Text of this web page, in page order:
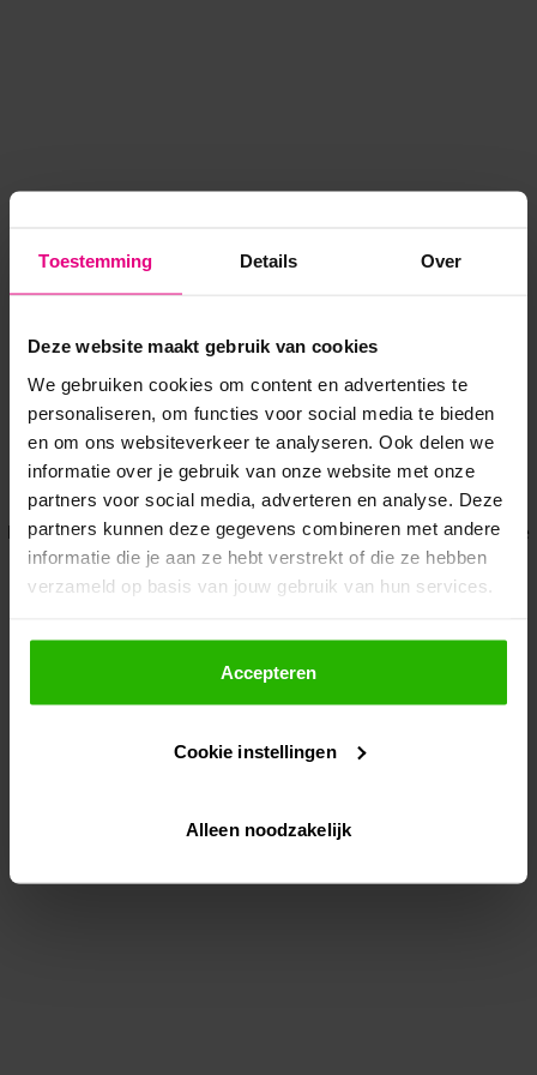
Toestemming Details Over
Deze website maakt gebruik van cookies
We gebruiken cookies om content en advertenties te
personaliseren, om functies voor social media te bieden
en om ons websiteverkeer te analyseren. Ook delen we
informatie over je gebruik van onze website met onze
partners voor social media, adverteren en analyse. Deze
partners kunnen deze gegevens combineren met andere
informatie die je aan ze hebt verstrekt of die ze hebben
verzameld op basis van jouw gebruik van hun services.
Als je op "Accepteer" klikt, dan geef je Voordeeluitjes.nl
toestemming om cookies voor social media en
gepersonaliseerde advertenties te plaatsen.
Lees hier meer over in onsprivacybeleid
Via "Cookie instellingen" kun je ook zelf instellen welke
Accepteren
Cookie instellingen
Alleen noodzakelijk
Application error: a client-side exception has occurred while
loadingwww.voordeeluitjes.nl (see the browser console for more
information).